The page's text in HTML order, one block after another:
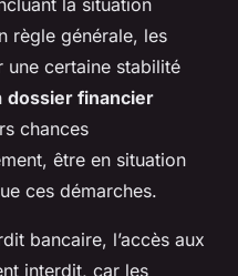
règle générale, les
certaine stabilité
dossier financier
chances
être en situation
ces démarches.
bancaire, l’accès aux
interdit, car les